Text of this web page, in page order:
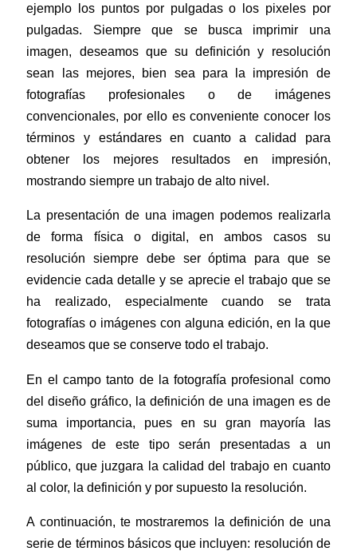
ejemplo los puntos por pulgadas o los pixeles por
pulgadas. Siempre que se busca imprimir una
imagen, deseamos que su definición y resolución
sean las mejores, bien sea para la impresión de
fotografías profesionales o de imágenes
convencionales, por ello es conveniente conocer los
términos y estándares en cuanto a calidad para
obtener los mejores resultados en impresión,
mostrando siempre un trabajo de alto nivel.
La presentación de una imagen podemos realizarla
de forma física o digital, en ambos casos su
resolución siempre debe ser óptima para que se
evidencie cada detalle y se aprecie el trabajo que se
ha realizado, especialmente cuando se trata
fotografías o imágenes con alguna edición, en la que
deseamos que se conserve todo el trabajo.
En el campo tanto de la fotografía profesional como
del diseño gráfico, la definición de una imagen es de
suma importancia, pues en su gran mayoría las
imágenes de este tipo serán presentadas a un
público, que juzgara la calidad del trabajo en cuanto
al color, la definición y por supuesto la resolución.
A continuación, te mostraremos la definición de una
serie de términos básicos que incluyen: resolución de